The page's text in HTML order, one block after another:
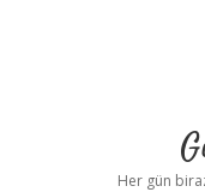
Her gün